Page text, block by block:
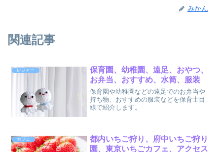
みかん
関連記事
レジャー
保育園、幼稚園、遠足、おやつ、
お弁当、おすすめ、水筒、服装
保育園や幼稚園などの遠足でのお弁当や
持ち物、おすすめの服装などを保育士目
線で紹介します。
カフェ
都内いちご狩り、府中いちご狩り
園、東京いちごカフェ、アクセス